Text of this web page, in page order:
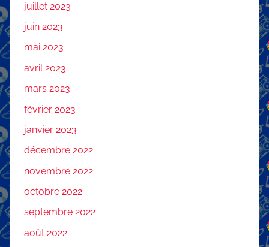
juillet 2023
juin 2023
mai 2023
avril 2023
mars 2023
février 2023
janvier 2023
décembre 2022
novembre 2022
octobre 2022
septembre 2022
août 2022